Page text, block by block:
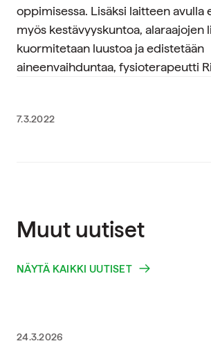
oppimisessa. Lisäksi laitteen avulla
myös kestävyyskuntoa, alaraajojen
kuormitetaan luustoa ja edistetään
aineenvaihduntaa, fysioterapeutti
7.3.2022
Muut uutiset
NÄYTÄ KAIKKI UUTISET
24.3.2026